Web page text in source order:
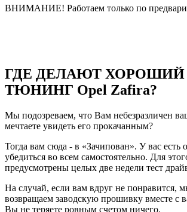
ВНИМАНИЕ! Работаем только по
ГДЕ ДЕЛАЮТ
ТЮНИНГ Opel Zafira?
Мы подозреваем, что Вам небезразличен
мечтаете увидеть его прокачанным?
Тогда вам сюда - в «Зачипован». У вас
убедиться во всем самостоятельно. Для
предусмотрены целых две недели тест
На случай, если вам вдруг не понравится,
возвращаем заводскую прошивку вместе с
Вы не теряете ровным счетом ничего.